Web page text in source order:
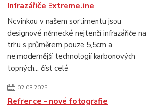
Infrazářiče Extremeline
Novinkou v našem sortimentu jsou
designové německé nejtenčí infrazářiče na
trhu s průměrem pouze 5,5cm a
nejmodernější technologií karbonových
topných... číst celé
02.03.2025
Refrence - nové fotografie